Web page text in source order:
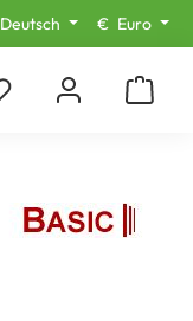
Deutsch € Euro